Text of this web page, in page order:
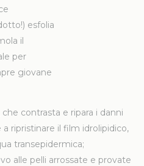
esfolia
il
per
giovane
che contrasta e ripara i danni
ripristinare il film idrolipidico,
transepidermica;
alle pelli arrossate e provate